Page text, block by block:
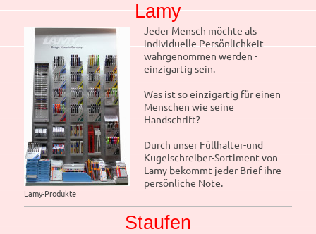
Lamy
Lamy-Produkte
Jeder Mensch möchte als
individuelle Persönlichkeit
wahrgenommen werden -
einzigartig sein.
Was ist so einzigartig für einen
Menschen wie seine
Handschrift?
Durch unser Füllhalter-und
Kugelschreiber-Sortiment von
Lamy bekommt jeder Brief ihre
persönliche Note.
Staufen